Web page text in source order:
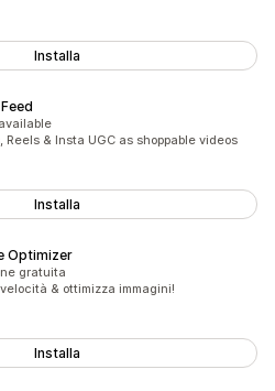
Installa
& Insta UGC as shoppable videos
Installa
Optimizer
gratuita
& ottimizza immagini!
Installa